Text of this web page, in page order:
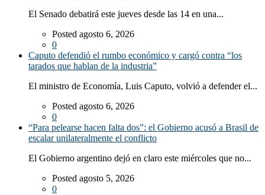
El Senado debatirá este jueves desde las 14 en una...
Posted agosto 6, 2026
0
Caputo defendió el rumbo económico y cargó contra “los
tarados que hablan de la industria”
El ministro de Economía, Luis Caputo, volvió a defender el...
Posted agosto 6, 2026
0
“Para pelearse hacen falta dos”: el Gobierno acusó a Brasil de
escalar unilateralmente el conflicto
El Gobierno argentino dejó en claro este miércoles que no...
Posted agosto 5, 2026
0